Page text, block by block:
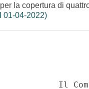
la copertura di
01-04-2022)